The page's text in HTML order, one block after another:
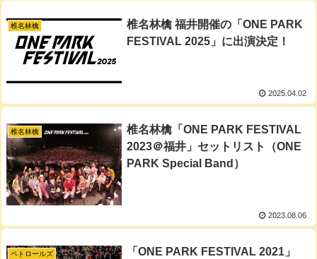
椎名林檎
椎名林檎 福井開催の「ONE PARK
FESTIVAL 2025」に出演決定！
2025.04.02
椎名林檎
椎名林檎「ONE PARK FESTIVAL
2023＠福井」セットリスト（ONE
PARK Special Band）
2023.08.06
ペトロールズ
「ONE PARK FESTIVAL 2021」